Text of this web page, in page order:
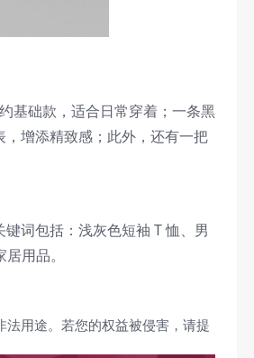
基础款，适合日常穿着；一条黑
增添精致感；此外，还有一把
词包括：浅灰色短袖 T 恤、男
用品。
用途。若您的权益被侵害，请提